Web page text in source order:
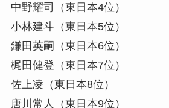
中野耀司（東日本4位）
小林建斗（東日本5位）
鎌田英嗣（東日本6位）
梶田健登（東日本7位）
佐上凌（東日本8位）
唐川常人（東日本9位）